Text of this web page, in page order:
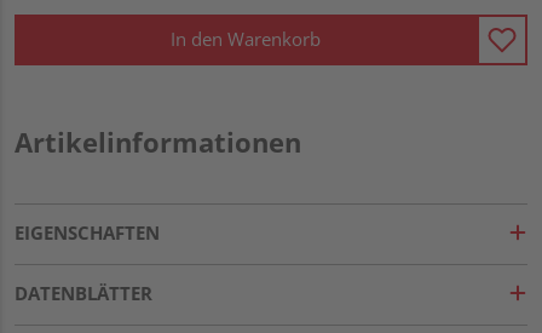
In den Warenkorb
Artikelinformationen
EIGENSCHAFTEN
DATENBLÄTTER